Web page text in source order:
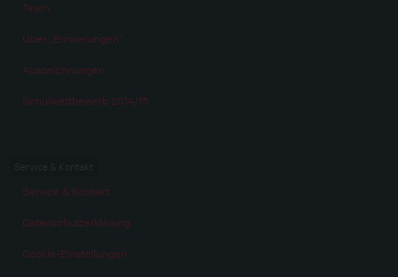
Team
Über „Erinnerungen“
Auszeichnungen
Schulwettbewerb 2014/15
Service & Kontakt
Datenschutzerklärung
Cookie-Einstellungen